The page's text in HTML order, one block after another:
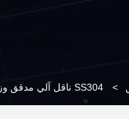
> SS304 ناقل آلي مدقق وزن 1g دقة لخط تعليب طعام